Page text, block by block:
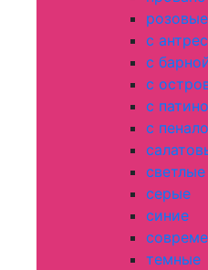
розовые
с
с
с
с
с
светлые
серые
синие
темные